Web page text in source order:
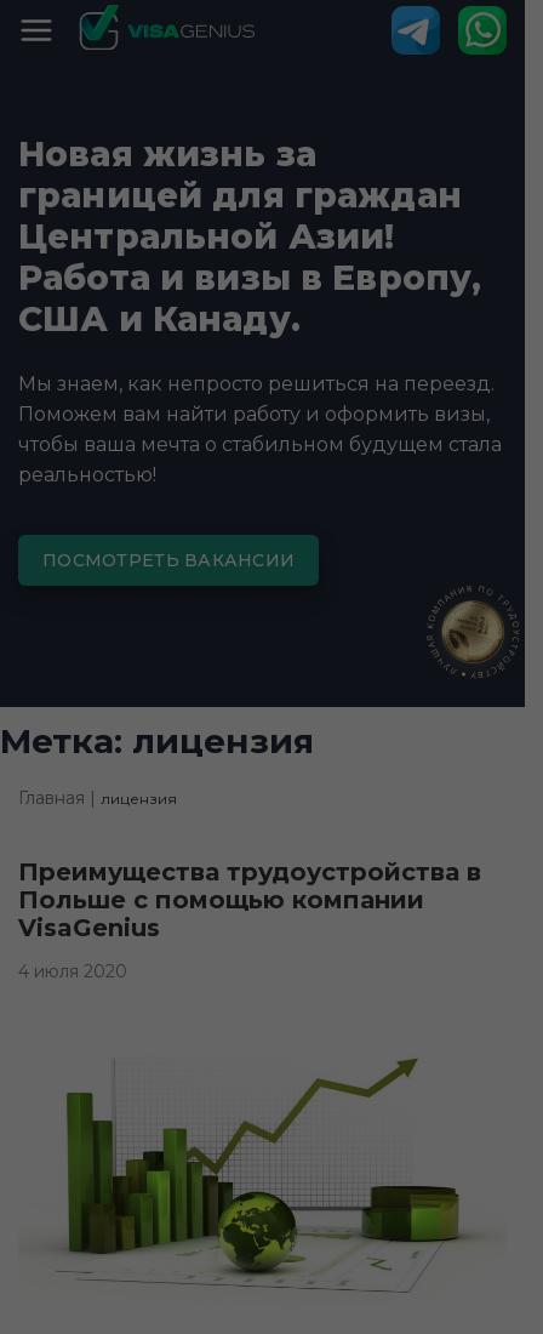
Новая жизнь за
границей для граждан
Центральной Азии!
Работа и визы в Европу,
США и Канаду.
Мы знаем, как непросто решиться на переезд.
Поможем вам найти работу и оформить визы,
чтобы ваша мечта о стабильном будущем стала
реальностью!
ПОСМОТРЕТЬ ВАКАНСИИ
Метка: лицензия
Главная | лицензия
Преимущества трудоустройства в
Польше с помощью компании
VisaGenius
4 июля 2020